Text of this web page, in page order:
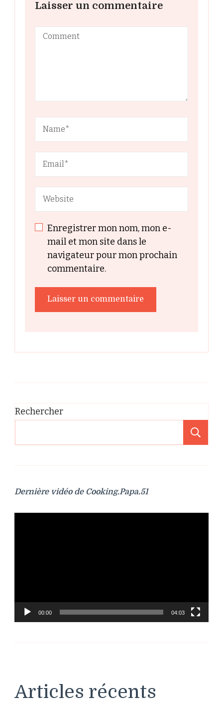
Laisser un commentaire
Enregistrer mon nom, mon e-
mail et mon site dans le
navigateur pour mon prochain
commentaire.
Rechercher
Dernière vidéo de Cooking.Papa.51
00:00 04:03
Articles récents